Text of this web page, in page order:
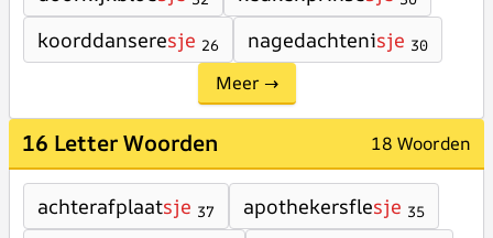
koorddanseresje 26 nagedachtenisje 30
Meer →
16 Letter Woorden 18 Woorden
achterafplaatsje 37 apothekersflesje 35